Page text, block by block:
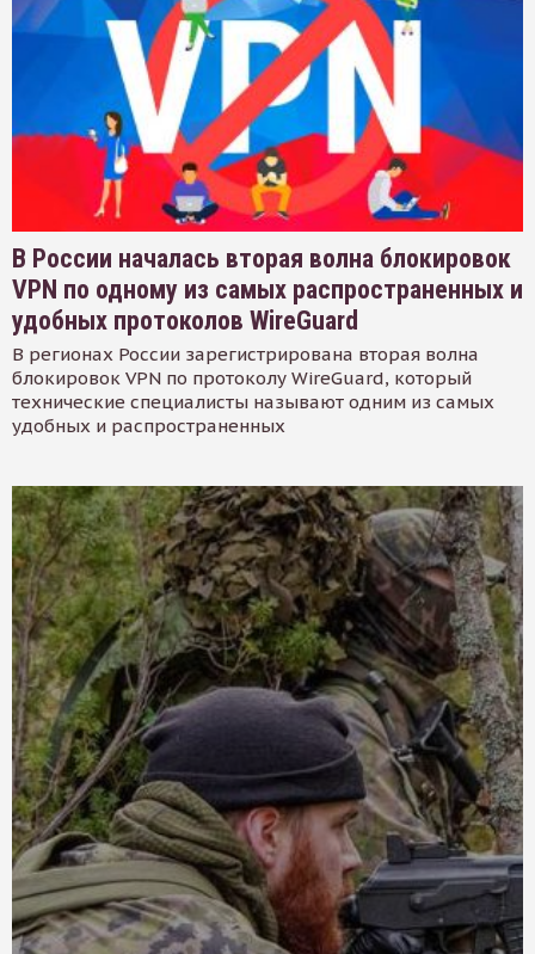
В России началась вторая волна блокировок
VPN по одному из самых распространенных и
удобных протоколов WireGuard
В регионах России зарегистрирована вторая волна
блокировок VPN по протоколу WireGuard, который
технические специалисты называют одним из самых
удобных и распространенных